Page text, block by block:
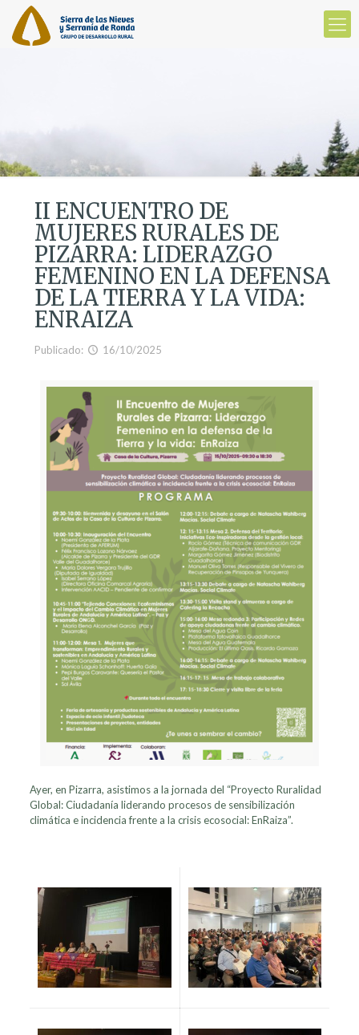
II ENCUENTRO DE
MUJERES RURALES DE
PIZARRA: LIDERAZGO
FEMENINO EN LA DEFENSA
DE LA TIERRA Y LA VIDA:
ENRAIZA
Publicado: 16/10/2025
Ayer, en Pizarra, asistimos a la jornada del “Proyecto Ruralidad
Global: Ciudadanía liderando procesos de sensibilización
climática e incidencia frente a la crisis ecosocial: EnRaiza”.